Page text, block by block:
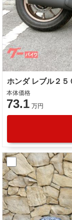
ホンダ レブル２
本体価格
73.1 万円